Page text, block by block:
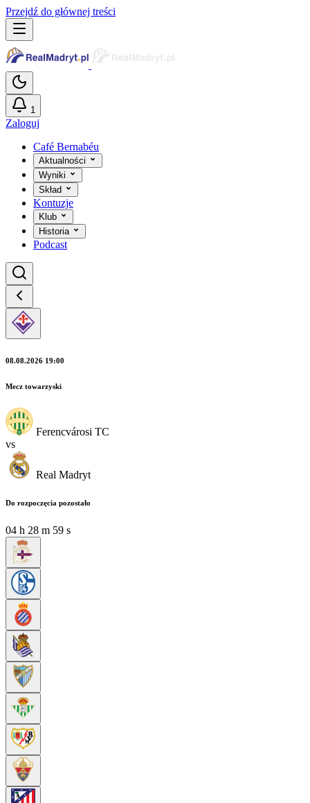
Przejdź do głównej treści
1
Zaloguj
Café Bernabéu
Aktualności
Wyniki
Skład
Kontuzje
Klub
Historia
Podcast
08.08.2026 19:00
Mecz towarzyski
Ferencvárosi TC
vs
Real Madryt
Do rozpoczęcia pozostało
04 h 28 m 57 s